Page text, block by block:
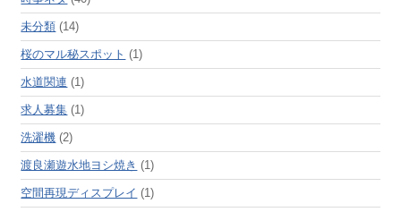
未分類 (14)
桜のマル秘スポット (1)
水道関連 (1)
求人募集 (1)
洗濯機 (2)
渡良瀬遊水地ヨシ焼き (1)
空間再現ディスプレイ (1)